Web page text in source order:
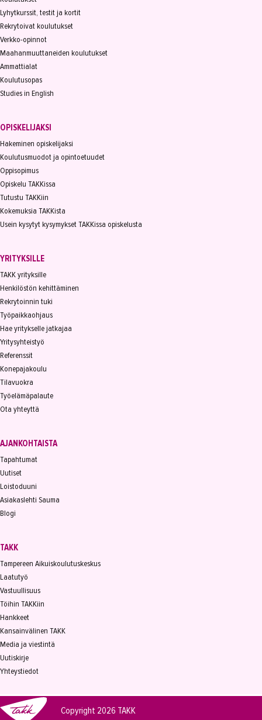
Lyhytkurssit, testit ja kortit
Rekrytoivat koulutukset
Verkko-opinnot
Maahanmuuttaneiden koulutukset
Ammattialat
Koulutusopas
Studies in English
OPISKELIJAKSI
Hakeminen opiskelijaksi
Koulutusmuodot ja opintoetuudet
Oppisopimus
Opiskelu TAKKissa
Tutustu TAKKiin
Kokemuksia TAKKista
Usein kysytyt kysymykset TAKKissa opiskelusta
YRITYKSILLE
TAKK yrityksille
Henkilöstön kehittäminen
Rekrytoinnin tuki
Työpaikkaohjaus
Hae yritykselle jatkajaa
Yritysyhteistyö
Referenssit
Konepajakoulu
Tilavuokra
Työelämäpalaute
Ota yhteyttä
AJANKOHTAISTA
Tapahtumat
Uutiset
Loistoduuni
Asiakaslehti Sauma
Blogi
TAKK
Tampereen Aikuiskoulutuskeskus
Laatutyö
Vastuullisuus
Töihin TAKKiin
Hankkeet
Kansainvälinen TAKK
Media ja viestintä
Uutiskirje
Yhteystiedot
Copyright 2026 TAKK